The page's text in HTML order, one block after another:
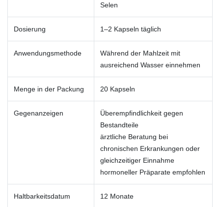
Selen
Dosierung 1–2 Kapseln täglich
Anwendungsmethode
Während der Mahlzeit mit
ausreichend Wasser einnehmen
Menge in der Packung 20 Kapseln
Gegenanzeigen
Überempfindlichkeit gegen
Bestandteile
ärztliche Beratung bei
chronischen Erkrankungen oder
gleichzeitiger Einnahme
hormoneller Präparate empfohlen
Haltbarkeitsdatum 12 Monate